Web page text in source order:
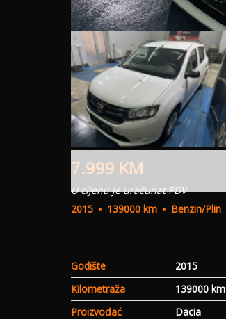
7.999 KM
U cijenu je uračunat PDV
2015
139000 km Benzin/Plin
Godište
2015
Kilometraža
139000 km
Proizvođać
Dacia